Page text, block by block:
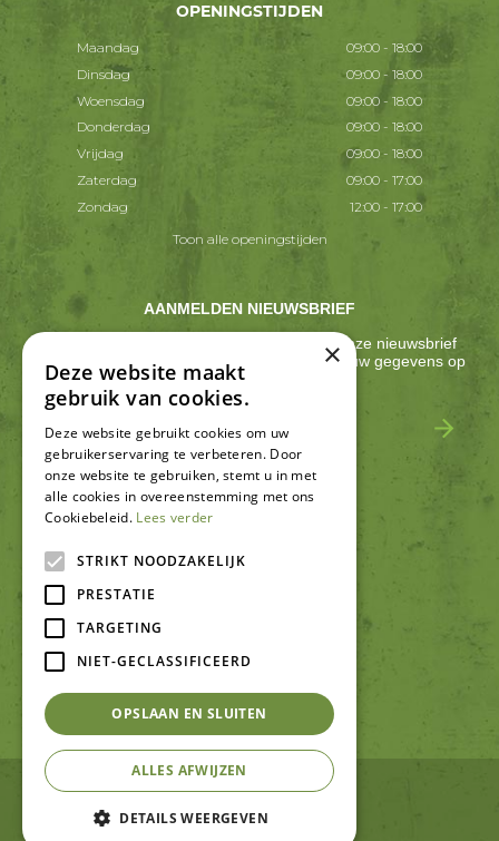
OPENINGSTIJDEN
Maandag
09:00 - 18:00
Dinsdag
09:00 - 18:00
Woensdag
09:00 - 18:00
Donderdag
09:00 - 18:00
Vrijdag
09:00 - 18:00
Zaterdag
09:00 - 17:00
Zondag
12:00 - 17:00
Toon alle openingstijden
AANMELDEN NIEUWSBRIEF
Ontvang ongeveer één keer per 2 weken onze nieuwsbrief
met acties, nieuws & activiteiten! We slaan jouw gegevens op
conform onze
© Tuincentrum De Schouw
Tuincentrum Overzicht
×
Deze website maakt
gebruik van cookies.
Deze website gebruikt cookies om uw
gebruikerservaring te verbeteren. Door
onze website te gebruiken, stemt u in met
alle cookies in overeenstemming met ons
Cookiebeleid. Lees verder
STRIKT NOODZAKELIJK
PRESTATIE
TARGETING
NIET-GECLASSIFICEERD
OPSLAAN EN SLUITEN
ALLES AFWIJZEN
DETAILS WEERGEVEN